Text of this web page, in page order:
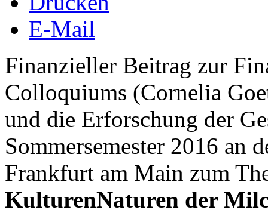
E-Mail
Finanzieller Beitrag zur
Colloquiums (Cornelia
und die Erforschung der
Sommersemester 2016 an
Frankfurt am Main zum
KulturenNaturen der